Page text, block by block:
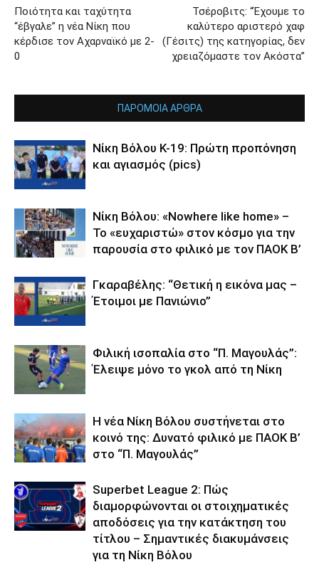
Ποιότητα και ταχύτητα
“έβγαλε” η νέα Νίκη που
κέρδισε τον Αχαρναϊκό με 2-
0
Τσέροβιτς: “Έχουμε το
καλύτερο αριστερό χαφ
(Γέσιτς) της κατηγορίας, δεν
χρειαζόμαστε τον Ακόστα”
ΠΑΡΟΜΟΙΑ ΑΡΘΡΑ
Νίκη Βόλου Κ-19: Πρώτη προπόνηση
και αγιασμός (pics)
Νίκη Βόλου: «Nowhere like home» –
Το «ευχαριστώ» στον κόσμο για την
παρουσία στο φιλικό με τον ΠΑΟΚ Β’
Γκαραβέλης: “Θετική η εικόνα μας –
Έτοιμοι με Πανιώνιο”
Φιλική ισοπαλία στο “Π. Μαγουλάς”:
Έλειψε μόνο το γκολ από τη Νίκη
Η νέα Νίκη Βόλου συστήνεται στο
κοινό της: Δυνατό φιλικό με ΠΑΟΚ Β’
στο “Π. Μαγουλάς”
Superbet League 2: Πώς
διαμορφώνονται οι στοιχηματικές
αποδόσεις για την κατάκτηση του
τίτλου – Σημαντικές διακυμάνσεις
για τη Νίκη Βόλου